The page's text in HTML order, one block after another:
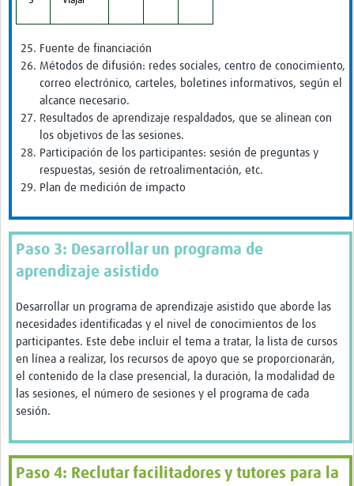
Fuente de financiación
Métodos de difusión: redes sociales, centro de conocimiento,
correo electrónico, carteles, boletines informativos, según el
alcance necesario.
Resultados de aprendizaje respaldados, que se alinean con
los objetivos de las sesiones.
Participación de los participantes: sesión de preguntas y
respuestas, sesión de retroalimentación, etc.
Plan de medición de impacto
Paso 3: Desarrollar un programa de
aprendizaje asistido
Desarrollar un programa de aprendizaje asistido que aborde las
necesidades identificadas y el nivel de conocimientos de los
participantes. Este debe incluir el tema a tratar, la lista de cursos
en línea a realizar, los recursos de apoyo que se proporcionarán,
el contenido de la clase presencial, la duración, la modalidad de
las sesiones, el número de sesiones y el programa de cada
sesión.
Paso 4: Reclutar facilitadores y tutores para la